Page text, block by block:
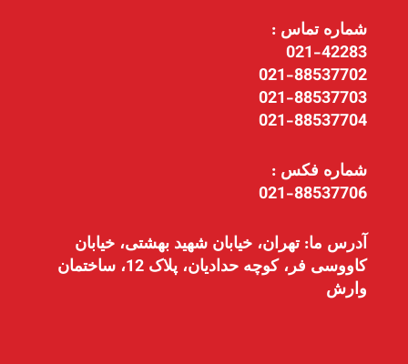
شماره تماس :
021-42283
021-88537702
021-88537703
021-88537704
شماره فکس :
021-88537706
آدرس ما: تهران، خیابان شهید بهشتی، خیابان
کاووسی فر، کوچه حدادیان، پلاک 12، ساختمان
وارش